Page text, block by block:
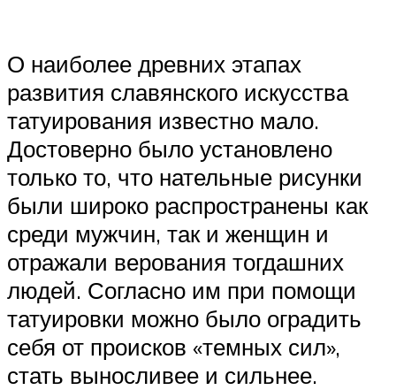
О наиболее древних этапах
развития славянского искусства
татуирования известно мало.
Достоверно было установлено
только то, что нательные рисунки
были широко распространены как
среди мужчин, так и женщин и
отражали верования тогдашних
людей. Согласно им при помощи
татуировки можно было оградить
себя от происков «темных сил»,
стать выносливее и сильнее.